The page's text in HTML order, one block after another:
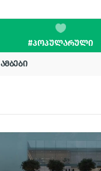
#ᲞᲝᲞᲣᲚᲐᲠᲣᲚᲘ
ᲐᲛᲑᲔᲑᲘ